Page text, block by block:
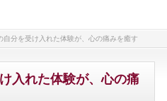
自分を受け入れた体験が、心の痛みを癒す
入れた体験が、心の痛